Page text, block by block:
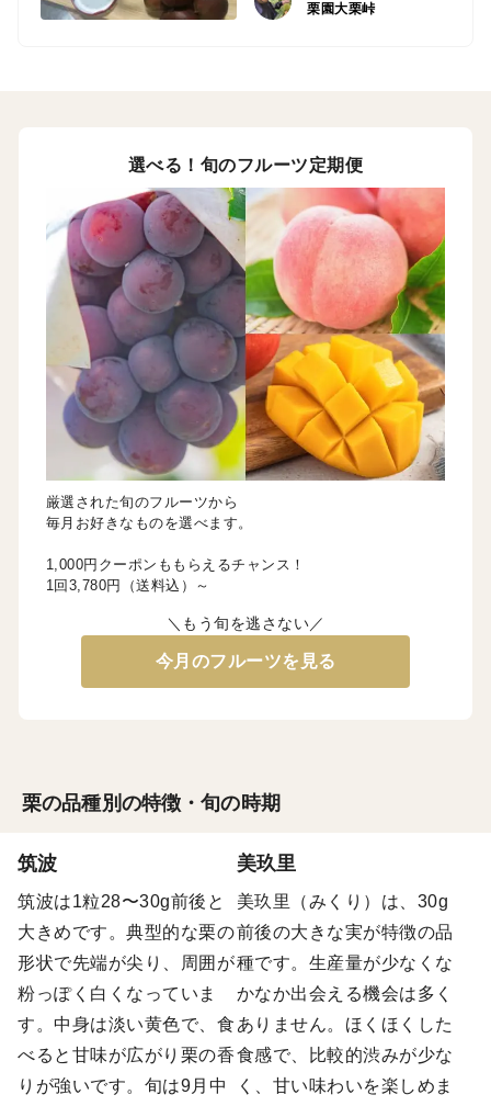
栗園大栗峠
選べる！旬のフルーツ定期便
厳選された旬のフルーツから
毎月お好きなものを選べます。
1,000円クーポンももらえるチャンス！
1回3,780円（送料込）～
＼もう旬を逃さない／
今月のフルーツを見る
栗の品種別の特徴・旬の時期
筑波
筑波は1粒28〜30g前後と
大きめです。典型的な栗の
形状で先端が尖り、周囲が
粉っぽく白くなっていま
す。中身は淡い黄色で、食
べると甘味が広がり栗の香
りが強いです。旬は9月中
美玖里
美玖里（みくり）は、30g
前後の大きな実が特徴の品
種です。生産量が少なくな
かなか出会える機会は多く
ありません。ほくほくした
食感で、比較的渋みが少な
く、甘い味わいを楽しめま